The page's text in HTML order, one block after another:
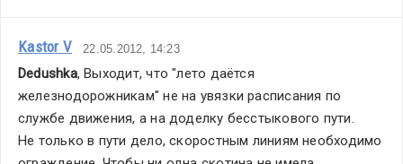
Kastor V 22.05.2012, 14:23
Dedushka, Выходит, что "лето даётся
железнодорожникам" не на увязки расписания по
службе движения, а на доделку бесстыкового пути.
Не только в пути дело, скоростным линиям необходимо